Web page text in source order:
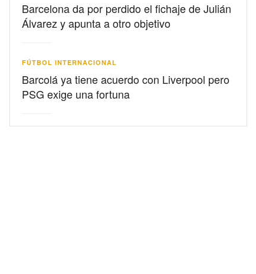
Barcelona da por perdido el fichaje de Julián
Álvarez y apunta a otro objetivo
FÚTBOL INTERNACIONAL
Barcolá ya tiene acuerdo con Liverpool pero
PSG exige una fortuna